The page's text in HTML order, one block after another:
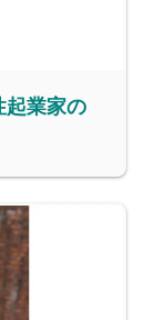
起業家の